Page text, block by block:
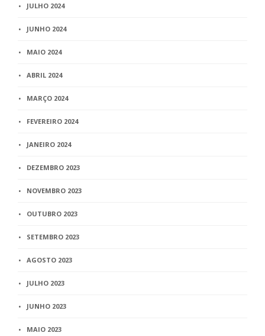
JULHO 2024
JUNHO 2024
MAIO 2024
ABRIL 2024
MARÇO 2024
FEVEREIRO 2024
JANEIRO 2024
DEZEMBRO 2023
NOVEMBRO 2023
OUTUBRO 2023
SETEMBRO 2023
AGOSTO 2023
JULHO 2023
JUNHO 2023
MAIO 2023